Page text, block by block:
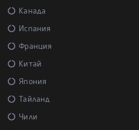
Канада
Испания
Франция
Китай
Япония
Тайланд
Чили